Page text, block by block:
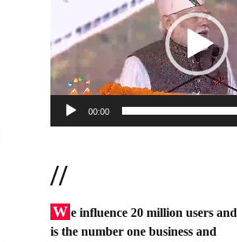
00:00
//
W e influence 20 million users and
is the number one business and